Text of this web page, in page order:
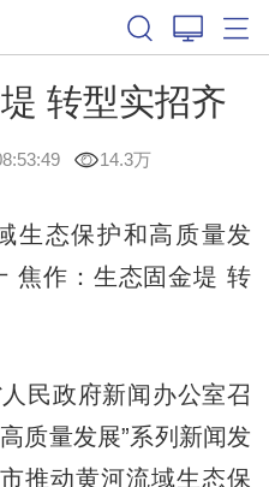
转型实招齐
14.3万
态保护和高质量发
焦作：生态固金堤 转
政府新闻办公室召
质量发展”系列新闻发
推动黄河流域生态保